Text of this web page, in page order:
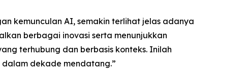
kemunculan AI, semakin terlihat jelas adanya
berbagai inovasi serta menunjukkan
terhubung dan berbasis konteks. Inilah
dekade mendatang.”